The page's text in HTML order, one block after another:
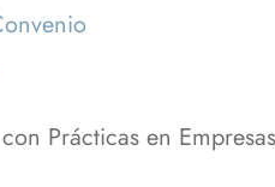
Prácticas en